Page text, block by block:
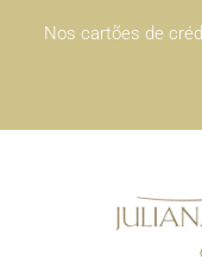
Nos cartões de